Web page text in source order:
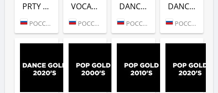
PRTY (DFM)
РОССИЯ (МОСКВА)
VOCAL TRANCE (DFM)
РОССИЯ (МОСКВА)
DANCE GOLD 2000S (DFM)
РОССИЯ (МОСКВА)
DANCE GOLD 2010S (DFM)
РОССИЯ (МОСКВА)